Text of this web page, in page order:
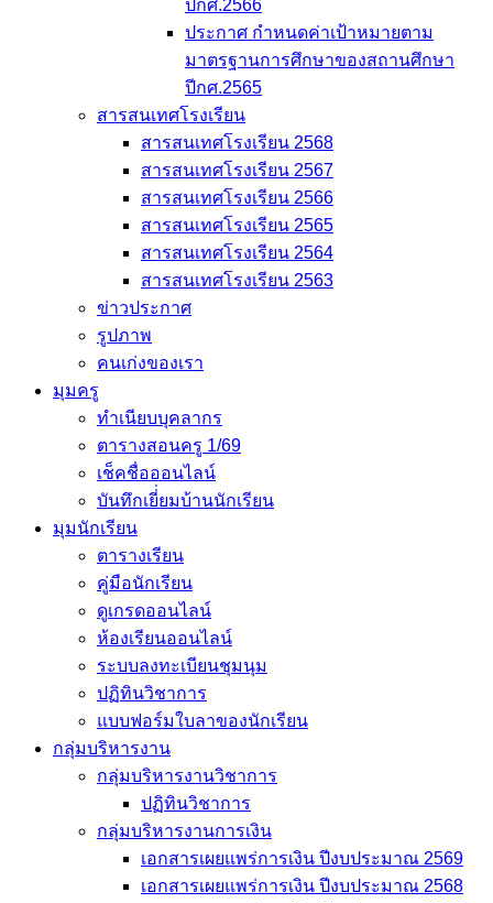
ปีกศ.2566
ประกาศ กำหนดค่าเป้าหมายตาม
มาตรฐานการศึกษาของสถานศึกษา
ปีกศ.2565
สารสนเทศโรงเรียน
สารสนเทศโรงเรียน 2568
สารสนเทศโรงเรียน 2567
สารสนเทศโรงเรียน 2566
สารสนเทศโรงเรียน 2565
สารสนเทศโรงเรียน 2564
สารสนเทศโรงเรียน 2563
ข่าวประกาศ
รูปภาพ
คนเก่งของเรา
มุมครู
ทำเนียบบุคลากร
ตารางสอนครู 1/69
เช็คชื่อออนไลน์
บันทึกเยี่่ยมบ้านนักเรียน
มุมนักเรียน
ตารางเรียน
คู่มือนักเรียน
ดูเกรดออนไลน์
ห้องเรียนออนไลน์
ระบบลงทะเบียนชุมนุม
ปฏิทินวิชาการ
แบบฟอร์มใบลาของนักเรียน
กลุ่มบริหารงาน
กลุ่มบริหารงานวิชาการ
ปฏิทินวิชาการ
กลุ่มบริหารงานการเงิน
เอกสารเผยแพร่การเงิน ปีงบประมาณ 2569
เอกสารเผยแพร่การเงิน ปีงบประมาณ 2568